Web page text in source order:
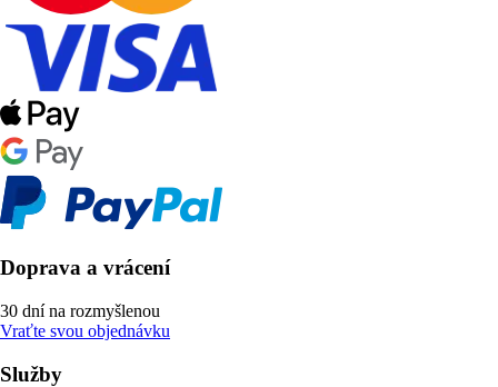
Doprava a vrácení
30 dní na rozmyšlenou
Vraťte svou objednávku
Služby